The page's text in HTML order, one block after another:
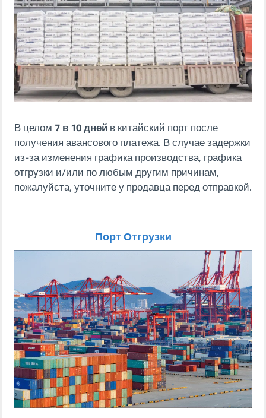
В целом7 в 10 днейв китайский порт после
получения авансового платежа. В случае задержки
из-за изменения графика производства, графика
отгрузки и/или по любым другим причинам,
пожалуйста, уточните у продавца перед отправкой.
Порт Отгрузки